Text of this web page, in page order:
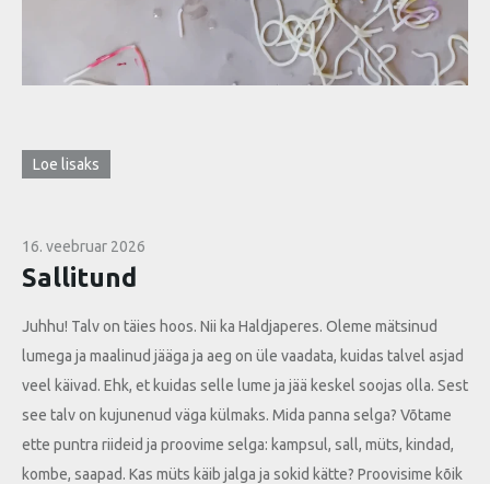
Loe lisaks
16. veebruar 2026
Sallitund
Juhhu! Talv on täies hoos. Nii ka Haldjaperes. Oleme mätsinud
lumega ja maalinud jääga ja aeg on üle vaadata, kuidas talvel asjad
veel käivad. Ehk, et kuidas selle lume ja jää keskel soojas olla. Sest
see talv on kujunenud väga külmaks. Mida panna selga? Võtame
ette puntra riideid ja proovime selga: kampsul, sall, müts, kindad,
kombe, saapad. Kas müts käib jalga ja sokid kätte? Proovisime kõik